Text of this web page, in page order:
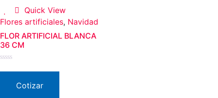
Quick View
Flores artificiales, Navidad
FLOR ARTIFICIAL BLANCA
36 CM
en
Cotizar